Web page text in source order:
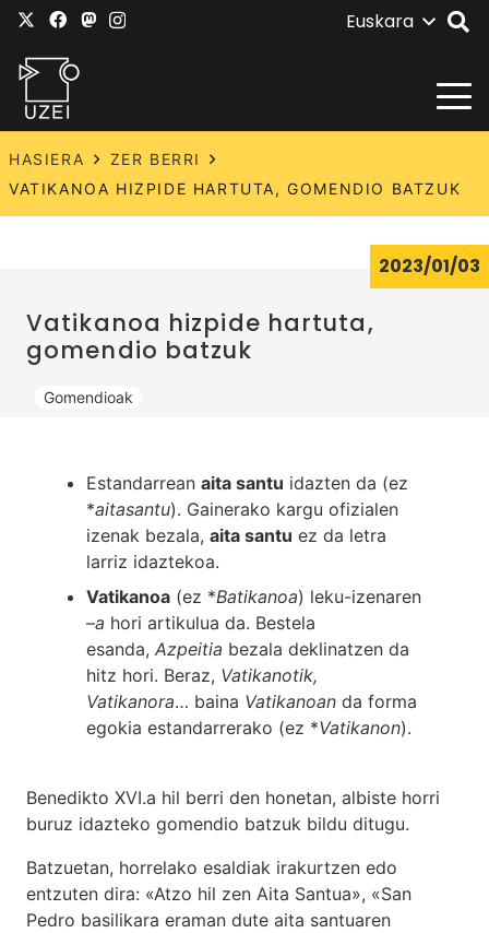
Euskara
HASIERA
ZER BERRI
VATIKANOA HIZPIDE HARTUTA, GOMENDIO BATZUK
Vatikanoa hizpide hartuta,
gomendio batzuk
Gomendioak
2023/01/03
Estandarrean aita santu idazten da (ez
*aitasantu). Gainerako kargu ofizialen
izenak bezala, aita santu ez da letra
larriz idaztekoa.
Vatikanoa (ez *Batikanoa) leku-izenaren
–a hori artikulua da. Bestela
esanda, Azpeitia bezala deklinatzen da
hitz hori. Beraz, Vatikanotik,
Vatikanora… baina Vatikanoan da forma
egokia estandarrerako (ez *Vatikanon).
Benedikto XVI.a hil berri den honetan, albiste horri
buruz idazteko gomendio batzuk bildu ditugu.
Batzuetan, horrelako esaldiak irakurtzen edo
entzuten dira: «Atzo hil zen Aita Santua», «San
Pedro basilikara eraman dute aita santuaren